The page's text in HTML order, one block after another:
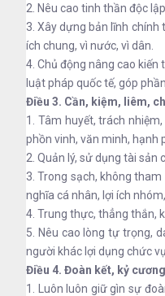
2. Nêu cao tinh thần độc
3. Xây dựng bản lĩnh
ích chung, vì nước, vì dân.
4. Chủ động nâng cao
luật pháp quốc tế, góp
Điều 3. Cần, kiệm, liêm,
1. Tâm huyết, trách
phồn vinh, văn minh, hạnh
2. Quản lý, sử dụng tài sản
3. Trong sạch, không
nghĩa cá nhân, lợi ích
4. Trung thực, thẳng thắn,
5. Nêu cao lòng tự trọng,
người khác lợi dụng chức
Điều 4. Đoàn kết, kỷ
1. Luôn luôn giữ gìn sự